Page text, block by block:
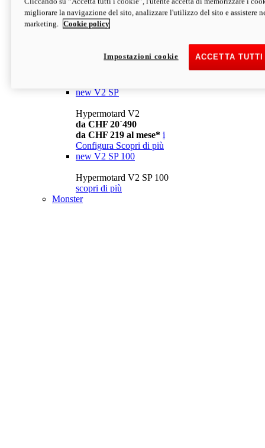
da CHF 13´990
Configura Scopri di più
newV2
da CHF 15´990
new V2 SP
Hypermotard V2
da CHF 20´490
da CHF 219 al mese* i
Configura Scopri di più
new V2 SP 100
Hypermotard V2 SP 100
scopri di più
Monster
migliorare la navigazione del sito, analizzare l'utilizzo del sito e assistere
marketing.
Cookie policy
ACCETTA
Impostazioni cookie